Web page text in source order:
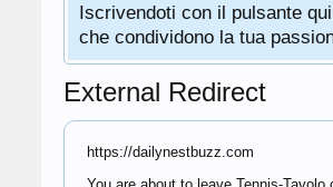
Iscrivendoti con il pulsante
che condividono la tua
External Redirect
https://dailynestbuzz.com